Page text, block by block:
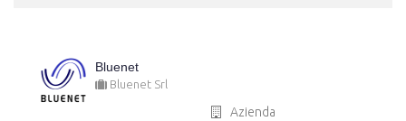
Bluenet
Bluenet Srl
Azienda